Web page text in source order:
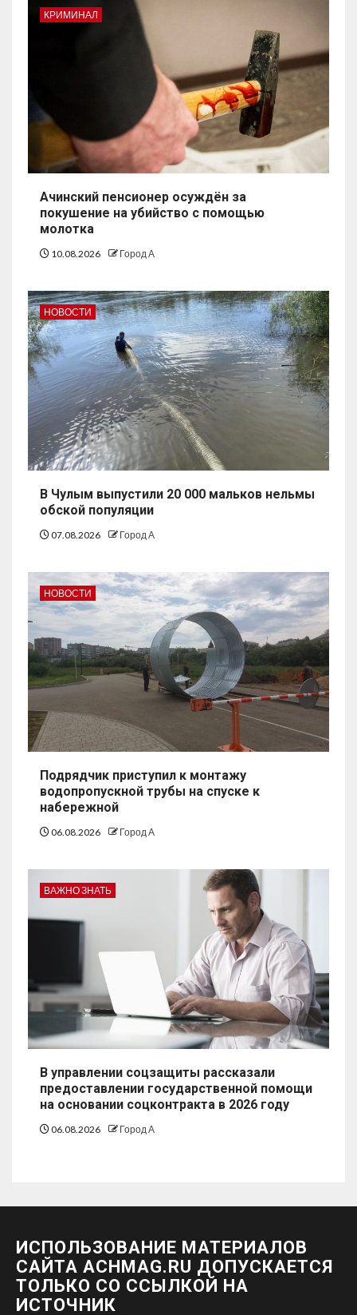
КРИМИНАЛ
Ачинский пенсионер осуждён за
покушение на убийство с помощью
молотка
10.08.2026 Город А
НОВОСТИ
В Чулым выпустили 20 000 мальков нельмы
обской популяции
07.08.2026 Город А
НОВОСТИ
Подрядчик приступил к монтажу
водопропускной трубы на спуске к
набережной
06.08.2026 Город А
ВАЖНО ЗНАТЬ
В управлении соцзащиты рассказали
предоставлении государственной помощи
на основании соцконтракта в 2026 году
06.08.2026 Город А
ИСПОЛЬЗОВАНИЕ МАТЕРИАЛОВ
САЙТА ACHMAG.RU ДОПУСКАЕТСЯ
ТОЛЬКО СО ССЫЛКОЙ НА
ИСТОЧНИК